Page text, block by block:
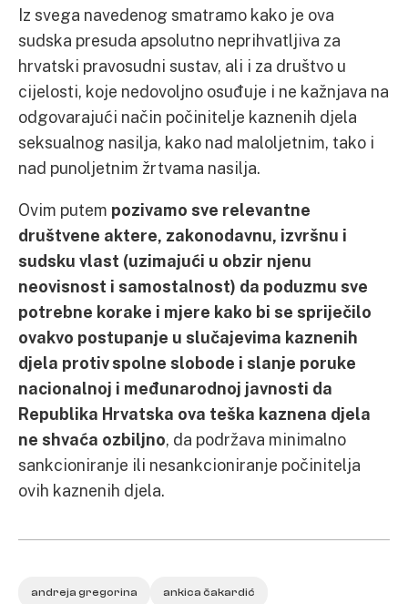
Iz svega navedenog smatramo kako je ova
sudska presuda apsolutno neprihvatljiva za
hrvatski pravosudni sustav, ali i za društvo u
cijelosti, koje nedovoljno osuđuje i ne kažnjava na
odgovarajući način počinitelje kaznenih djela
seksualnog nasilja, kako nad maloljetnim, tako i
nad punoljetnim žrtvama nasilja.
Ovim putem pozivamo sve relevantne
društvene aktere, zakonodavnu, izvršnu i
sudsku vlast (uzimajući u obzir njenu
neovisnost i samostalnost) da poduzmu sve
potrebne korake i mjere kako bi se spriječilo
ovakvo postupanje u slučajevima kaznenih
djela protiv spolne slobode i slanje poruke
nacionalnoj i međunarodnoj javnosti da
Republika Hrvatska ova teška kaznena djela
ne shvaća ozbiljno, da podržava minimalno
sankcioniranje ili nesankcioniranje počinitelja
ovih kaznenih djela.
andreja gregorina ankica čakardić